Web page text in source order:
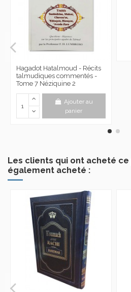
Hagadot Hatalmoud - Récits
talmudiques commentés -
Tome 7 Néziquine 2
Ajouter au
panier
Les clients qui ont acheté
également acheté :